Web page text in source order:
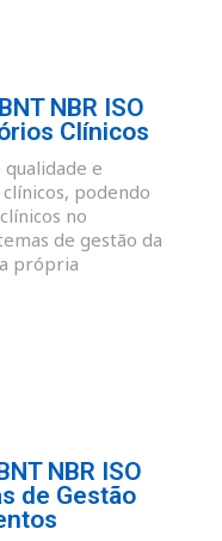
NBR ISO
Clínicos
e
podendo
no
de gestão da
própria
NBR ISO
de Gestão